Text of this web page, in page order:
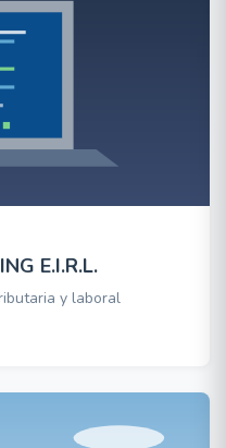
E.I.R.L.
y laboral